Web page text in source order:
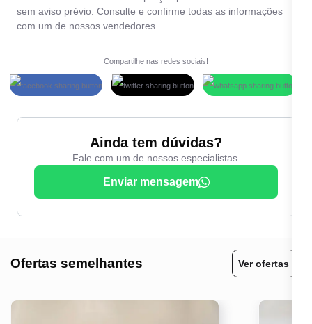
Freio ABS
de Altura
sem aviso prévio. Consulte e confirme todas as informações
com um de nossos vendedores.
Compartilhe nas redes sociais!
Ainda tem dúvidas?
Fale com um de nossos especialistas.
Enviar mensagem
Ofertas semelhantes Ver ofertas